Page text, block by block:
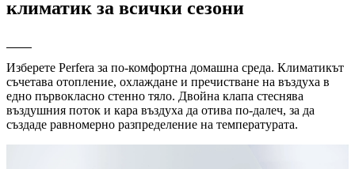
климатик за всички сезони
Изберете Perfera за по-комфортна домашна среда. Климатикът
съчетава отопление, охлаждане и пречистване на въздуха в
едно първокласно стенно тяло. Двойна клапа стеснява
въздушния поток и кара въздуха да отива по-далеч, за да
създаде равномерно разпределение на температурата.